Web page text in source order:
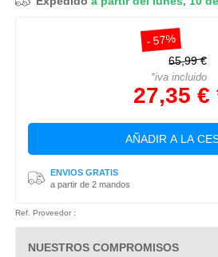
- 57%
65,99 €
*iva incluido
27,35 €
AÑADIR A LA
ENVIOS GRATIS
a partir de 2 mandos
Ref. Proveedor :
NUESTROS COMPROMISOS